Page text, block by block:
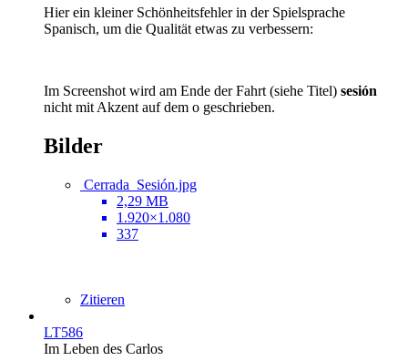
Hier ein kleiner Schönheitsfehler in der Spielsprache
Spanisch, um die Qualität etwas zu verbessern:
Im Screenshot wird am Ende der Fahrt (siehe Titel) sesión
nicht mit Akzent auf dem o geschrieben.
Bilder
Cerrada_Sesión.jpg
2,29 MB
1.920×1.080
337
Zitieren
LT586
Im Leben des Carlos